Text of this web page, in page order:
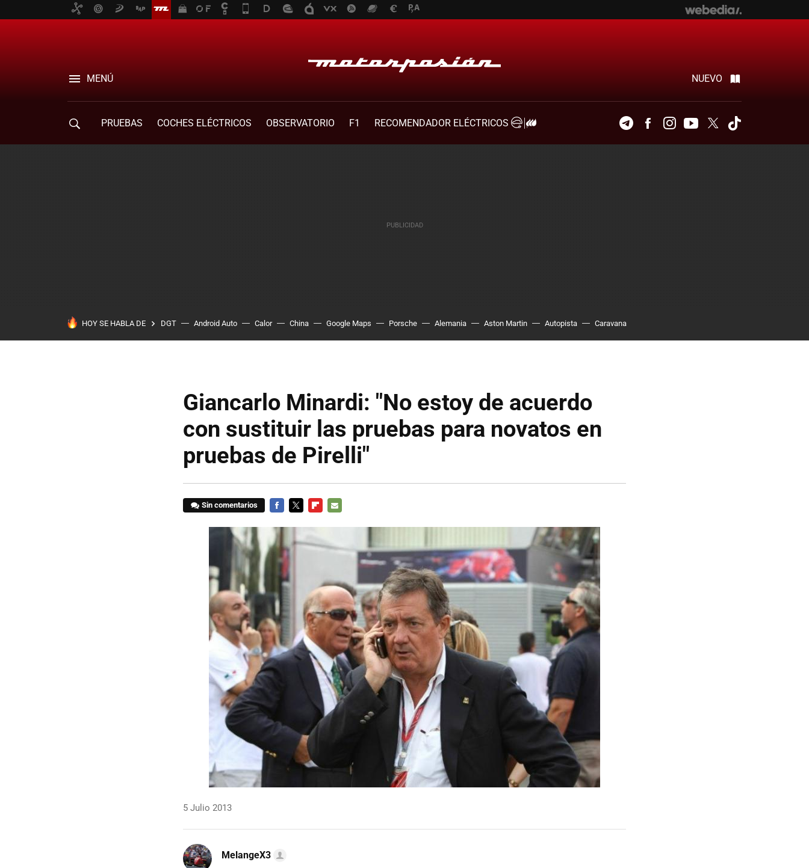
MENÚ NUEVO
PRUEBAS COCHES ELÉCTRICOS OBSERVATORIO F1
RECOMENDADOR ELÉCTRICOS
TelegramFacebookInstagramYoutubeTwitter
HOY SE HABLA DE DGT Android Auto Calor China Google Maps Porsche Alemania Aston Martin Autopista Caravana
Giancarlo Minardi: "No estoy de acuerdo
con sustituir las pruebas para novatos en
pruebas de Pirelli"
Sin comentarios
5 Julio 2013
MelangeX3